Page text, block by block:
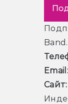
Band.
Email:
Сайт: